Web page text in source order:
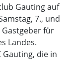
Gauting auf
7., und
für
Landes.
die in